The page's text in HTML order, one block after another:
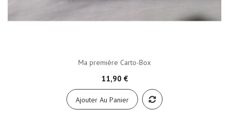
Ma première Carto-Box
11,90 €
Ajouter Au Panier